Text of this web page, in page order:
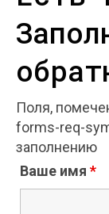
Поля,
forms-req-
заполнению
Ваше имя *